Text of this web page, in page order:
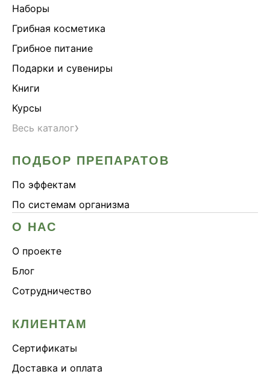
Наборы
Грибная косметика
Грибное питание
Подарки и сувениры
Книги
Курсы
Весь каталог›
ПОДБОР ПРЕПАРАТОВ
По эффектам
По системам организма
О НАС
О проекте
Блог
Сотрудничество
КЛИЕНТАМ
Сертификаты
Доставка и оплата